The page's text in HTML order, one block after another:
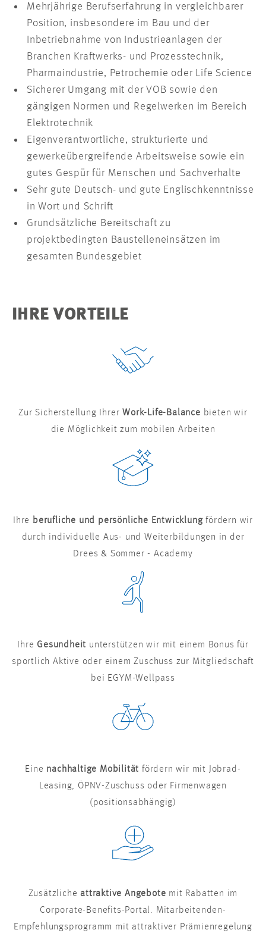
Mehrjährige Berufserfahrung in vergleichbarer
Position, insbesondere im Bau und der
Inbetriebnahme von Industrieanlagen der
Branchen Kraftwerks- und Prozesstechnik,
Pharmaindustrie, Petrochemie oder Life Science
Sicherer Umgang mit der VOB sowie den
gängigen Normen und Regelwerken im Bereich
Elektrotechnik
Eigenverantwortliche, strukturierte und
gewerkeübergreifende Arbeitsweise sowie ein
gutes Gespür für Menschen und Sachverhalte
Sehr gute Deutsch- und gute Englischkenntnisse
in Wort und Schrift
Grundsätzliche Bereitschaft zu
projektbedingten Baustelleneinsätzen im
gesamten Bundesgebiet
IHRE VORTEILE
Zur Sicherstellung IhrerWork-Life-Balance bieten wir
die Möglichkeit zum mobilen Arbeiten
Ihre berufliche und persönliche Entwicklungfördern wir
durch individuelle Aus- und Weiterbildungen in der
Drees & Sommer - Academy
Ihre Gesundheit unterstützen wir mit einem Bonus für
sportlich Aktive oder einem Zuschuss zur Mitgliedschaft
bei EGYM-Wellpass
Eine nachhaltige Mobilität fördern wir mit Jobrad-
Leasing, ÖPNV-Zuschuss oder Firmenwagen
(positionsabhängig)
Zusätzliche attraktive Angebote mit Rabatten im
Corporate-Benefits-Portal. Mitarbeitenden-
Empfehlungsprogramm mit attraktiver Prämienregelung